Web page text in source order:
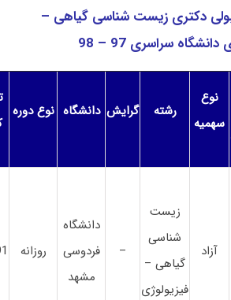
قبولی دکتری زیست شناسی گیاهی –
سراسری 97 – 98
نوع
سهمیه
رشته گرایش دانشگاه نوع دوره
آزاد
زیست
شناسی
گیاهی –
فیزیولوژی
–
دانشگاه
فردوسی
مشهد
روزانه